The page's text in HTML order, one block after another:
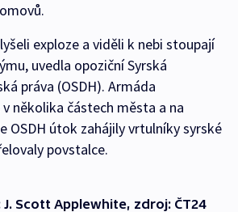
exploze a viděli k nebi stoupají
uvedla opoziční Syrská
práva (OSDH). Armáda
několika částech města a na
OSDH útok zahájily vrtulníky syrské
povstalce.
Scott Applewhite, zdroj: ČT24